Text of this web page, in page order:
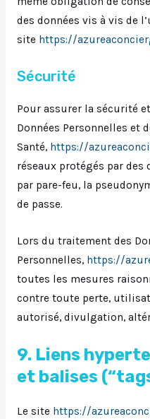
des données vis à vis de
site https://
Sécurité
Pour assurer la sécurité
Données Personnelles et
Santé, https://
réseaux protégés par
par pare-feu, la
de passe.
Lors du traitement des
Personnelles, https://
toutes les mesures
contre toute perte,
autorisé, divulgation,
9. Liens
et balises
Le site https://